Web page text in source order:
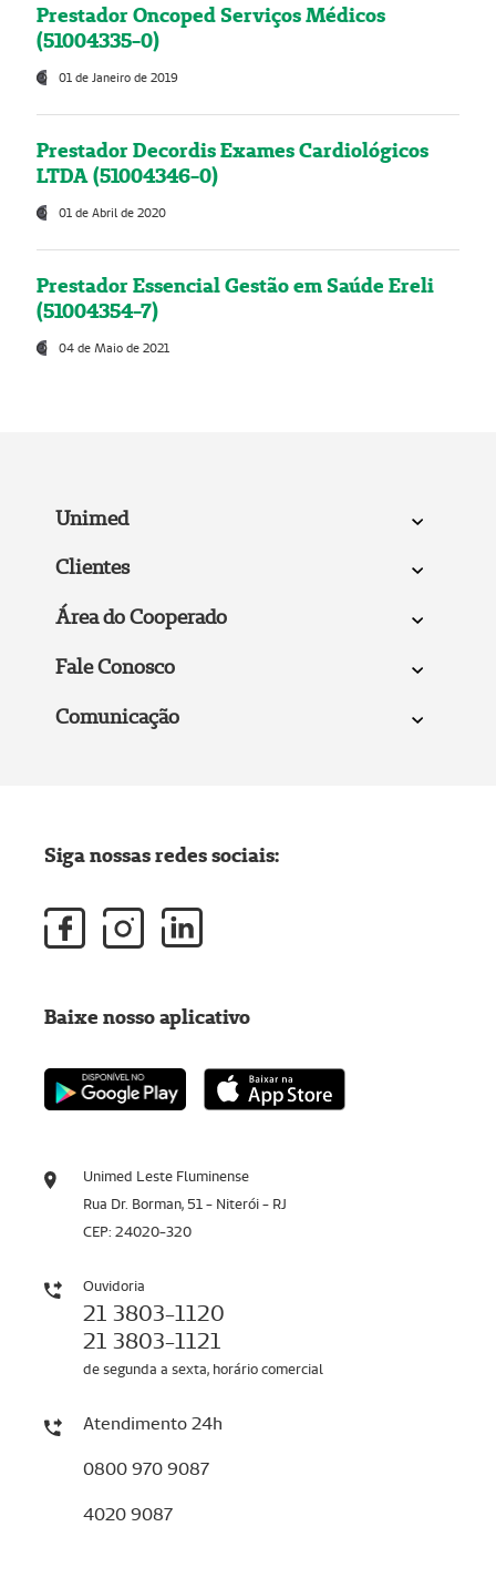
Prestador Oncoped Serviços Médicos
(51004335-0)
01 de Janeiro de 2019
Prestador Decordis Exames Cardiológicos
LTDA (51004346-0)
01 de Abril de 2020
Prestador Essencial Gestão em Saúde Ereli
(51004354-7)
04 de Maio de 2021
Unimed
Clientes
Área do Cooperado
Fale Conosco
Comunicação
Unimed Leste Fluminense
Rua Dr. Borman, 51 - Niterói - RJ
CEP: 24020-320
Ouvidoria
21 3803-1120
21 3803-1121
de segunda a sexta, horário comercial
Atendimento 24h
0800 970 9087
4020 9087
Siga nossas redes sociais:
Baixe nosso aplicativo